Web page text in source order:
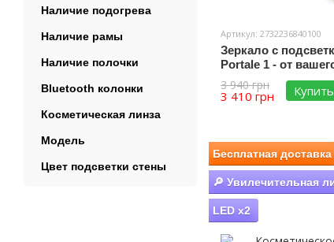
Артикул: 2732236840100
Зеркало с
Portale 1 - от
3 940 грн
3 410 грн Купить
Бесплатная доставка
🔎 Увилечительная
LED x2
Наличие подогрева
Наличие рамы
Наличие полочки
Bluetooth колонки
Косметическая линза
Модель
Цвет подсветки стены